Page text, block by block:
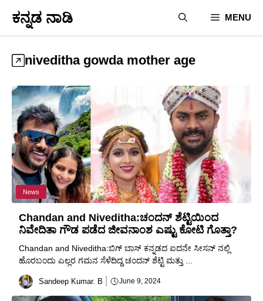
content
ಕನ್ನಡ ನಾಡಿ MENU
niveditha gowda mother age
News
Chandan and Niveditha:ಚಂದನ್ ಶೆಟ್ಟಿಯಿಂದ
ನಿವೇದಿತಾ ಗೌಡ ಪಡೆದ ಜೀವನಾಂಶ ಎಷ್ಟು ಕೋಟಿ ಗೊತ್ತಾ?
Chandan and Niveditha:ಬಿಗ್ ಬಾಸ್ ಕನ್ನಡದ ಐದನೇ ಸೀಸನ್ ನಲ್ಲಿ
ಹೊರಬಂದು ಎಲ್ಲರ ಗಮನ ಸೆಳೆದಿದ್ದ ಚಂದನ್ ಶೆಟ್ಟಿ ಮತ್ತು ...
Sandeep Kumar. B June 9, 2024